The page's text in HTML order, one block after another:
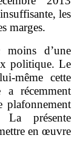
les
marges.
moins d’une
politique. Le
cette
a récemment
plafonnement
présente
en œuvre